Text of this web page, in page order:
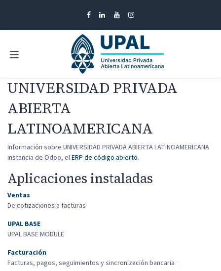
UNIVERSIDAD PRIVADA
ABIERTA
LATINOAMERICANA
Información sobre UNIVERSIDAD PRIVADA ABIERTA LATINOAMERICANA
instancia de Odoo, elERP de código abierto.
Aplicaciones instaladas
Ventas
De cotizaciones a facturas
UPAL BASE
UPAL BASE MODULE
Facturación
Facturas, pagos, seguimientos y sincronización bancaria